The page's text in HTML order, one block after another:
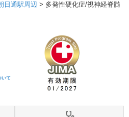
日通駅周辺 > 多発性硬化症/視神経脊髄
いて